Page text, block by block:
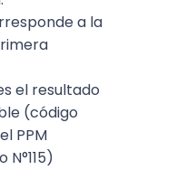
a la
el resultado
(código
PPM